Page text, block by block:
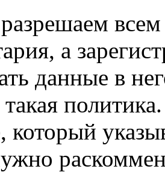
всем
а
данные в
который